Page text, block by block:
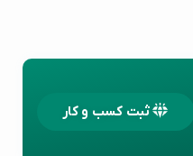
ثبت کسب و کار